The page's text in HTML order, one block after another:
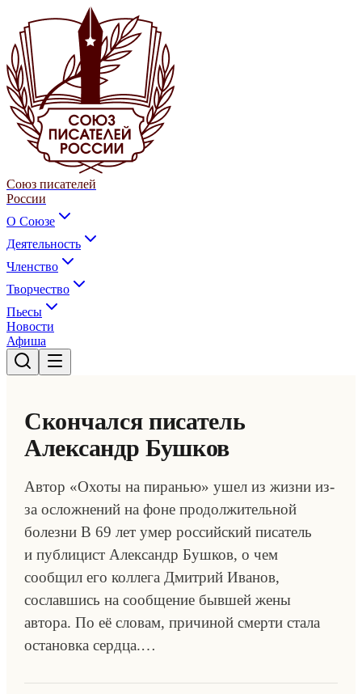
Союз писателей
России
О Союзе
Деятельность
Членство
Творчество
Пьесы
Новости
Афиша
Скончался писатель
Александр Бушков
Автор «Охоты на пиранью» ушел из жизни из-
за осложнений на фоне продолжительной
болезни В 69 лет умер российский писатель
и публицист Александр Бушков, о чем
сообщил его коллега Дмитрий Иванов,
сославшись на сообщение бывшей жены
автора. По её словам, причиной смерти стала
остановка сердца.…